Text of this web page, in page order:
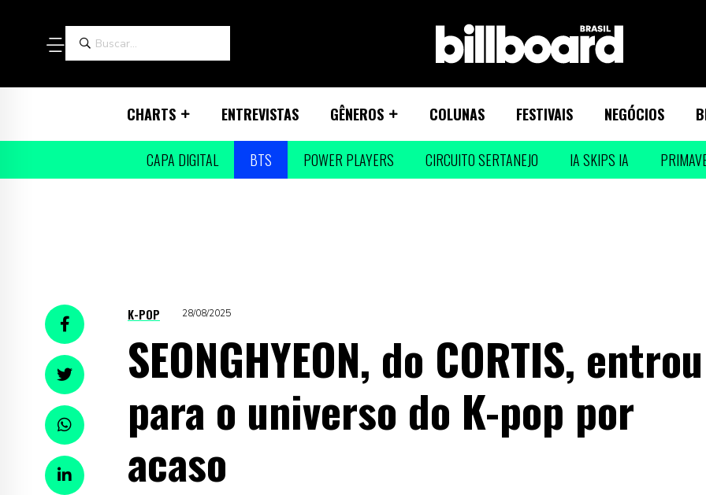
CHARTS ENTREVISTAS GÊNEROS COLUNAS FESTIVAIS NEGÓCIOS
CAPA DIGITAL BTS POWER PLAYERS CIRCUITO SERTANEJO IA SKIPS IA
K-POP 28/08/2025
SEONGHYEON, do CORTIS, entrou
para o universo do K-pop por
acaso